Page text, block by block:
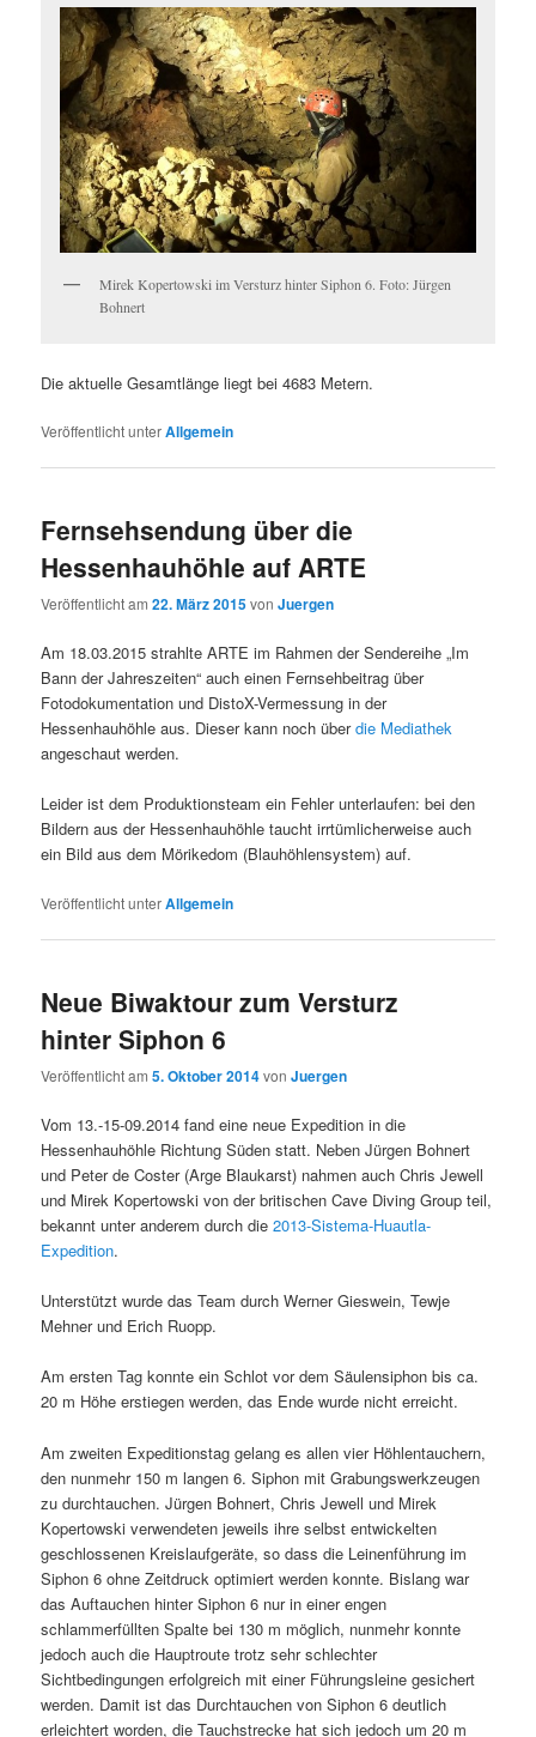
Mirek Kopertowski im Versturz hinter Siphon 6. Foto: Jürgen
Bohnert
Die aktuelle Gesamtlänge liegt bei 4683 Metern.
Veröffentlicht unterAllgemein
Fernsehsendung über die
Hessenhauhöhle auf ARTE
Veröffentlicht am22. März 2015vonJuergen
Am 18.03.2015 strahlte ARTE im Rahmen der Sendereihe „Im
Bann der Jahreszeiten“ auch einen Fernsehbeitrag über
Fotodokumentation und DistoX-Vermessung in der
Hessenhauhöhle aus. Dieser kann noch überdie Mediathek
angeschaut werden.
Leider ist dem Produktionsteam ein Fehler unterlaufen: bei den
Bildern aus der Hessenhauhöhle taucht irrtümlicherweise auch
ein Bild aus dem Mörikedom (Blauhöhlensystem) auf.
Veröffentlicht unterAllgemein
Neue Biwaktour zum Versturz
hinter Siphon 6
Veröffentlicht am5. Oktober 2014vonJuergen
Vom 13.-15-09.2014 fand eine neue Expedition in die
Hessenhauhöhle Richtung Süden statt. Neben Jürgen Bohnert
und Peter de Coster (Arge Blaukarst) nahmen auch Chris Jewell
und Mirek Kopertowski von der britischen Cave Diving Group teil,
bekannt unter anderem durch die2013-Sistema-Huautla-
Expedition.
Unterstützt wurde das Team durch Werner Gieswein, Tewje
Mehner und Erich Ruopp.
Am ersten Tag konnte ein Schlot vor dem Säulensiphon bis ca.
20 m Höhe erstiegen werden, das Ende wurde nicht erreicht.
Am zweiten Expeditionstag gelang es allen vier Höhlentauchern,
den nunmehr 150 m langen 6. Siphon mit Grabungswerkzeugen
zu durchtauchen. Jürgen Bohnert, Chris Jewell und Mirek
Kopertowski verwendeten jeweils ihre selbst entwickelten
geschlossenen Kreislaufgeräte, so dass die Leinenführung im
Siphon 6 ohne Zeitdruck optimiert werden konnte. Bislang war
das Auftauchen hinter Siphon 6 nur in einer engen
schlammerfüllten Spalte bei 130 m möglich, nunmehr konnte
jedoch auch die Hauptroute trotz sehr schlechter
Sichtbedingungen erfolgreich mit einer Führungsleine gesichert
werden. Damit ist das Durchtauchen von Siphon 6 deutlich
erleichtert worden, die Tauchstrecke hat sich jedoch um 20 m